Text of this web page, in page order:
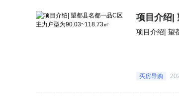
项目介绍|
项目介绍| 望
买房导购